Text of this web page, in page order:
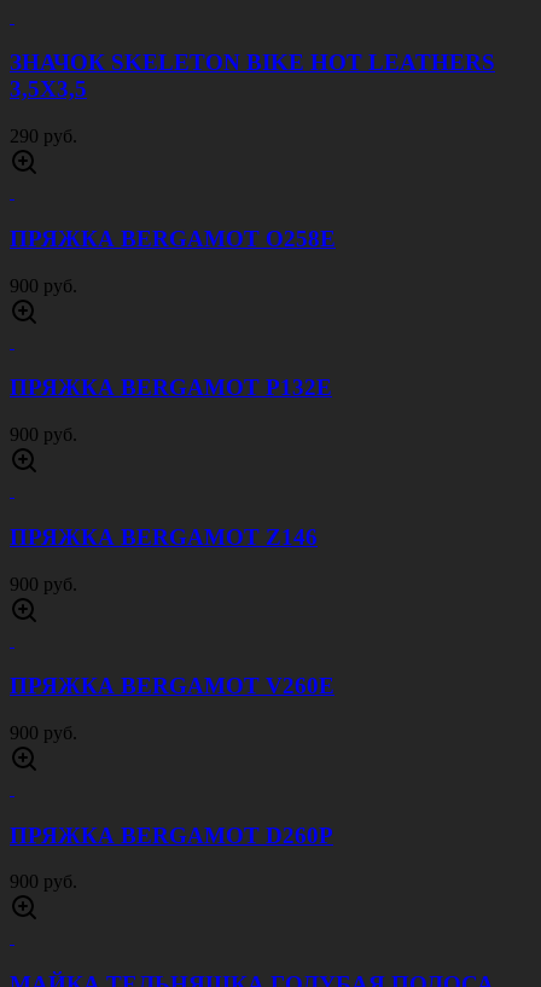
ЗНАЧОК SKELETON BIKE HOT LEATHERS
3,5Х3,5
290 руб.
ПРЯЖКА BERGAMOT O258E
900 руб.
ПРЯЖКА BERGAMOT P132E
900 руб.
ПРЯЖКА BERGAMOT Z146
900 руб.
ПРЯЖКА BERGAMOT V260E
900 руб.
ПРЯЖКА BERGAMOT D260P
900 руб.